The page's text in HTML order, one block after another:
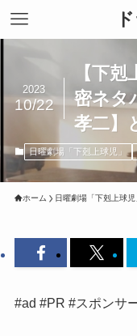
【下
密ネタ
孝二】
2023
10/22
日曜劇場「下剋上球児」
ホーム 日曜劇場「下剋上球児
#ad #PR #スポンサ